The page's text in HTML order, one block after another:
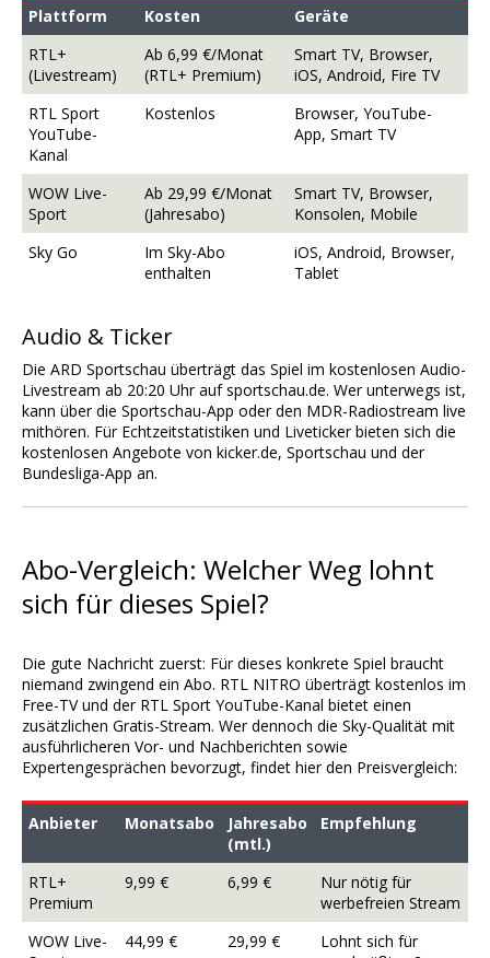
Plattform Kosten
Geräte
RTL+
(Livestream)
Ab 6,99 €/Monat
(RTL+ Premium)
Smart TV, Browser,
iOS, Android, Fire TV
RTL Sport
YouTube-
Kanal
Kostenlos
Browser, YouTube-
App, Smart TV
WOW Live-
Sport
Ab 29,99 €/Monat
(Jahresabo)
Smart TV, Browser,
Konsolen, Mobile
Sky Go
Im Sky-Abo
enthalten
iOS, Android, Browser,
Tablet
Audio & Ticker
Die ARD Sportschau überträgt das Spiel im kostenlosen Audio-
Livestream ab 20:20 Uhr auf sportschau.de. Wer unterwegs ist,
kann über die Sportschau-App oder den MDR-Radiostream live
mithören. Für Echtzeitstatistiken und Liveticker bieten sich die
kostenlosen Angebote von kicker.de, Sportschau und der
Bundesliga-App an.
Abo-Vergleich: Welcher Weg lohnt
sich für dieses Spiel?
Die gute Nachricht zuerst: Für dieses konkrete Spiel braucht
niemand zwingend ein Abo. RTL NITRO überträgt kostenlos im
Free-TV und der RTL Sport YouTube-Kanal bietet einen
zusätzlichen Gratis-Stream. Wer dennoch die Sky-Qualität mit
ausführlicheren Vor- und Nachberichten sowie
Expertengesprächen bevorzugt, findet hier den Preisvergleich:
Anbieter Monatsabo
Jahresabo
(mtl.)
Empfehlung
RTL+
Premium
9,99 € 6,99 €
Nur nötig für
werbefreien Stream
WOW Live-
44,99 € 29,99 €
Lohnt sich für